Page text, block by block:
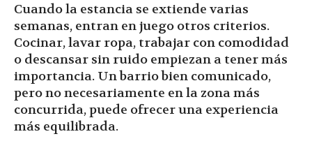
Cuando la estancia se extiende varias
semanas, entran en juego otros criterios.
Cocinar, lavar ropa, trabajar con comodidad
o descansar sin ruido empiezan a tener más
importancia. Un barrio bien comunicado,
pero no necesariamente en la zona más
concurrida, puede ofrecer una experiencia
más equilibrada.